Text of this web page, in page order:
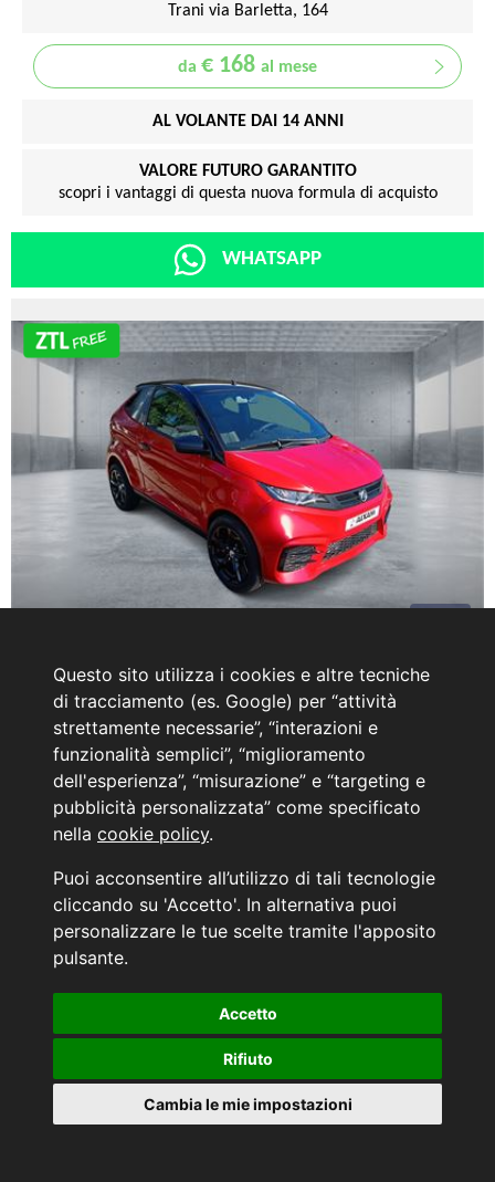
Questo sito utilizza i cookies e altre tecniche
di tracciamento (es. Google) per “attività
strettamente necessarie”, “interazioni e
funzionalità semplici”, “miglioramento
dell'esperienza”, “misurazione” e “targeting e
pubblicità personalizzata” come specificato
nella cookie policy.
Puoi acconsentire all’utilizzo di tali tecnologie
cliccando su 'Accetto'. In alternativa puoi
personalizzare le tue scelte tramite l'apposito
pulsante.
Accetto
Rifiuto
Cambia le mie impostazioni
Trani via Barletta, 164
da € 168 al mese
AL VOLANTE DAI 14 ANNI
VALORE FUTURO GARANTITO
scopri i vantaggi di questa nuova formula di acquisto
WHATSAPP
AIXAM Coupé
Coupé Sport Ambition
NUOVO
da Immatricolare
ROSSO
Automatico
Cilind. 479
IDONEA NEOPATENTATI
PRONTA CONSEGNA
Bari viale Zippitelli, 34
da€ 143al mese
AL VOLANTE DAI 14 ANNI
VALORE FUTURO GARANTITO
scopri i vantaggi di questa nuova formula di acquisto